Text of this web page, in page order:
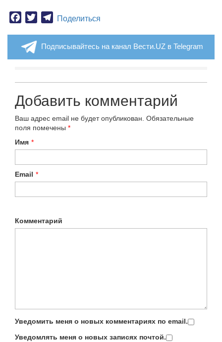
Facebook
TwitterTelegram
Поделиться
Подписывайтесь на канал Вести.UZ в Telegram
Добавить комментарий
Ваш адрес email не будет опубликован. Обязательные
поля помечены *
Имя *
Email *
Комментарий
Уведомить меня о новых комментариях по email.
Уведомлять меня о новых записях почтой.